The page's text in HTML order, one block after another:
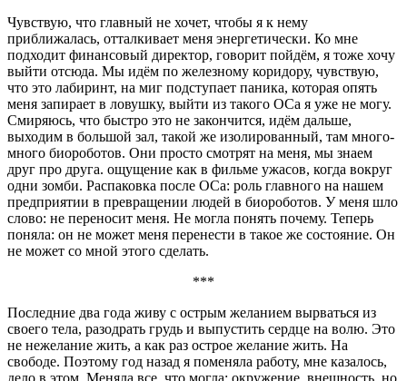
Чувствую, что главный не хочет, чтобы я к нему
приближалась, отталкивает меня энергетически. Ко мне
подходит финансовый директор, говорит пойдём, я тоже хочу
выйти отсюда. Мы идём по железному коридору, чувствую,
что это лабиринт, на миг подступает паника, которая опять
меня запирает в ловушку, выйти из такого ОСа я уже не могу.
Смиряюсь, что быстро это не закончится, идём дальше,
выходим в большой зал, такой же изолированный, там много-
много биороботов. Они просто смотрят на меня, мы знаем
друг про друга. ощущение как в фильме ужасов, когда вокруг
одни зомби. Распаковка после ОСа: роль главного на нашем
предприятии в превращении людей в биороботов. У меня шло
слово: не переносит меня. Не могла понять почему. Теперь
поняла: он не может меня перенести в такое же состояние. Он
не может со мной этого сделать.
***
Последние два года живу с острым желанием вырваться из
своего тела, разодрать грудь и выпустить сердце на волю. Это
не нежелание жить, а как раз острое желание жить. На
свободе. Поэтому год назад я поменяла работу, мне казалось,
дело в этом. Меняла все, что могла: окружение, внешность, но